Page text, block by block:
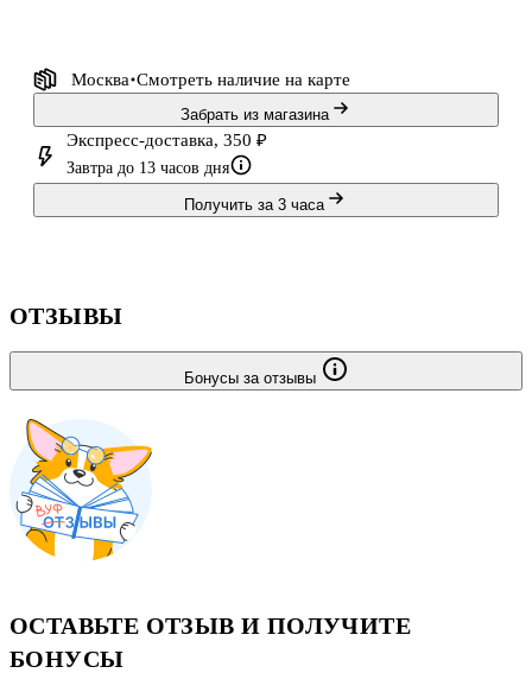
Москва Смотреть наличие на карте
Забрать из магазина
Экспресс-доставка, 350 ₽
Завтра до 13 часов дня
Получить за 3 часа
ОТЗЫВЫ
Бонусы за отзывы
ОСТАВЬТЕ ОТЗЫВ И ПОЛУЧИТЕ
БОНУСЫ